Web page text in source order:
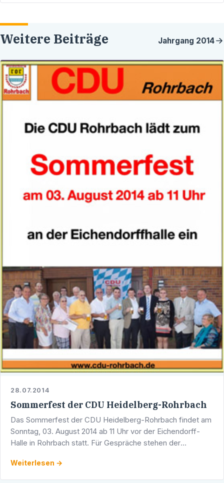
Weitere Beiträge Jahrgang 2014
28.07.2014
Sommerfest der CDU Heidelberg-Rohrbach
Das Sommerfest der CDU Heidelberg-Rohrbach findet am
Sonntag, 03. August 2014 ab 11 Uhr vor der Eichendorff-
Halle in Rohrbach statt. Für Gespräche stehen der
Weiterlesen →